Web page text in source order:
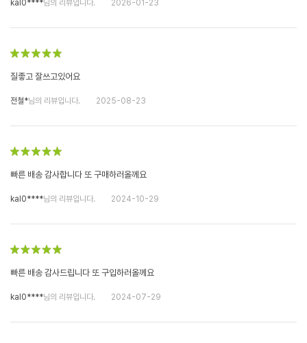
kal0****님의 리뷰입니다. 2026-01-23
질좋고 잘쓰고있어요
전철*님의 리뷰입니다. 2025-08-23
빠른 배송 감사합니다 또 구매하러올께요
kal0****님의 리뷰입니다. 2024-10-29
빠른 배송 감사드립니다 또 구입하러올께요
kal0****님의 리뷰입니다. 2024-07-29